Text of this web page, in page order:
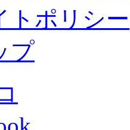
トポリシー
プ